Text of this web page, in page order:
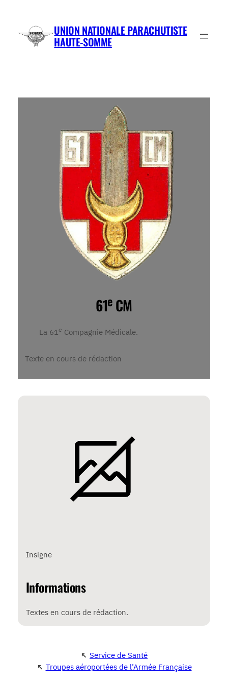
contenu
UNION NATIONALE PARACHUTISTE
HAUTE-SOMME
61eCM
La 61e Compagnie Médicale.
Texte en cours de rédaction
Insigne
Informations
Textes en cours de rédaction.
↖ Service de Santé
↖ Troupes aéroportées de l’Armée Française